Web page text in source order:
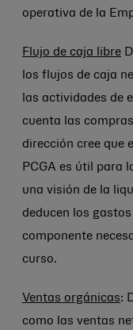
operativa de la
Flujo de caja libre
los flujos de caja
las actividades de
cuenta las
dirección cree que
PCGA es útil para
una visión de la
deducen los
componente
curso.
Ventas orgánicas:
como las ventas